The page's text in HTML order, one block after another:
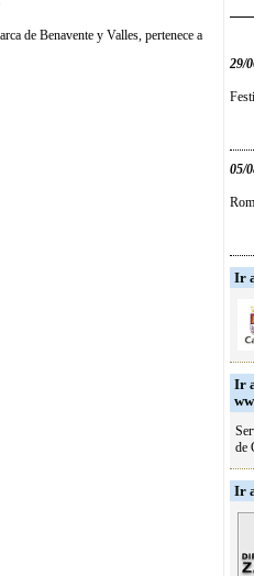
29/
05/
Ir
Ir
de
Ir
de Benavente y Valles, pertenece a